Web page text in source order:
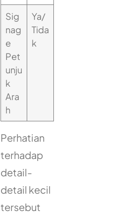
Sig
nag
e
Pet
unju
k
Ara
h
Ya/
Tida
k
Perhatian
terhadap
detail-
detail kecil
tersebut